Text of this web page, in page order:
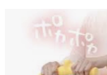
2024年9月
2024年7月